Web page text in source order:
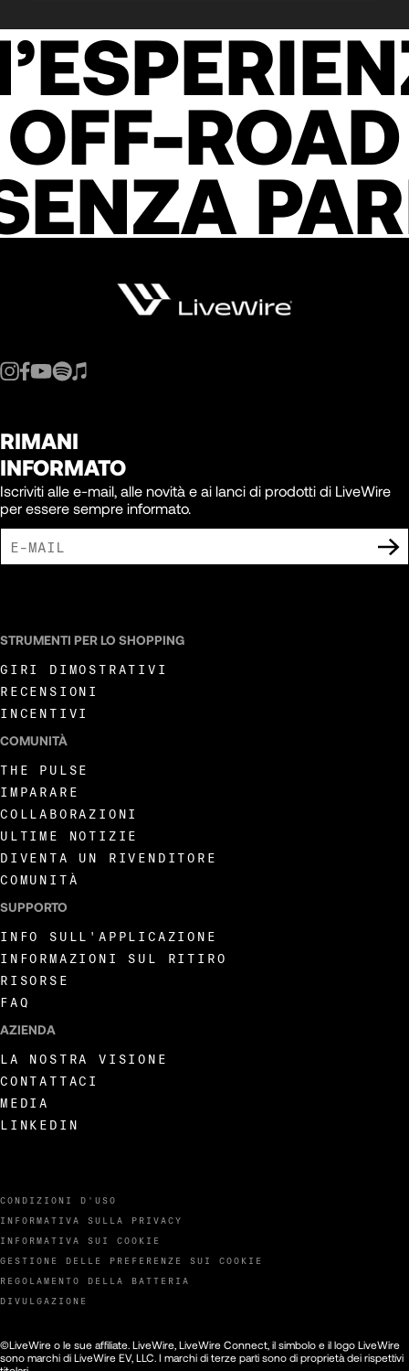
OFF-ROAD
RIMANI
INFORMATO
Iscriviti alle e-mail, alle novità e ai lanci di prodotti di LiveWire
per essere sempre informato.
CONDIZIONI D'USO
INFORMATIVA SULLA PRIVACY
INFORMATIVA SUI COOKIE
GESTIONE DELLE PREFERENZE SUI COOKIE
REGOLAMENTO DELLA BATTERIA
DIVULGAZIONE
STRUMENTI PER LO SHOPPING
GIRI DIMOSTRATIVI
RECENSIONI
INCENTIVI
COMUNITÀ
THE PULSE
IMPARARE
COLLABORAZIONI
ULTIME NOTIZIE
DIVENTA UN RIVENDITORE
COMUNITÀ
SUPPORTO
INFO SULL'APPLICAZIONE
INFORMAZIONI SUL RITIRO
RISORSE
FAQ
AZIENDA
LA NOSTRA VISIONE
CONTATTACI
MEDIA
LINKEDIN
©LiveWire o le sue affiliate. LiveWire, LiveWire Connect, il simbolo e il logo LiveWire
sono marchi di LiveWire EV, LLC. I marchi di terze parti sono di proprietà dei rispettivi